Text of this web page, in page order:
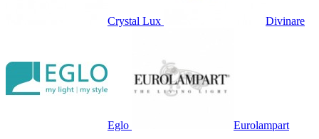
Crystal Lux Divinare
Eglo Eurolampart